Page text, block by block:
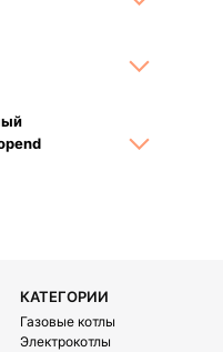
КАТЕГОРИИ
Газовые котлы
Электрокотлы